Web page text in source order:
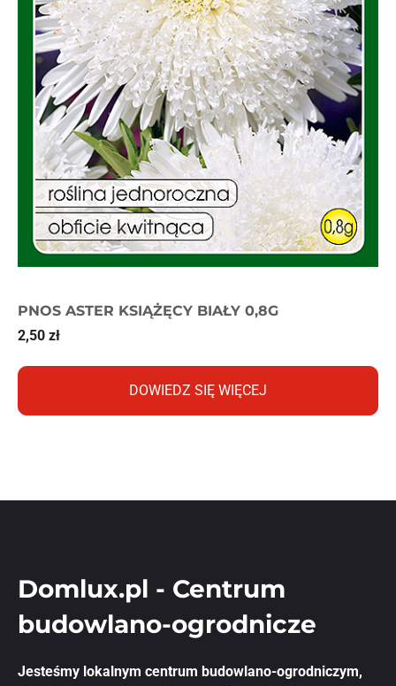
PNOS ASTER KSIĄŻĘCY BIAŁY 0,8G
2,50 zł
DOWIEDZ SIĘ WIĘCEJ
Domlux.pl - Centrum
budowlano-ogrodnicze
Jesteśmy lokalnym centrum budowlano-ogrodniczym,